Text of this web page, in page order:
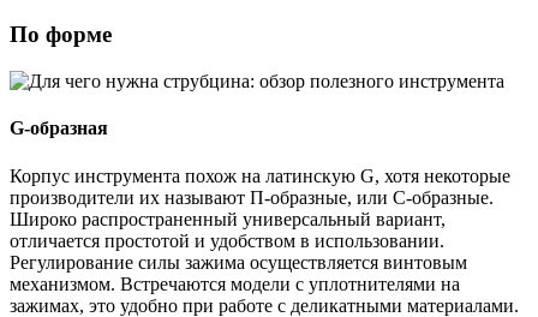
По форме
G-образная
Корпус инструмента похож на латинскую G, хотя некоторые
производители их называют П-образные, или С-образные.
Широко распространенный универсальный вариант,
отличается простотой и удобством в использовании.
Регулирование силы зажима осуществляется винтовым
механизмом. Встречаются модели с уплотнителями на
зажимах, это удобно при работе с деликатными материалами.